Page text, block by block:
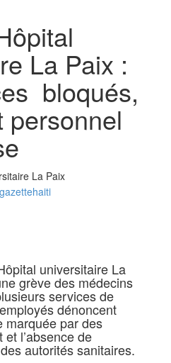
La Paix :
bloqués,
personnel
universitaire La
grève des médecins
services de
dénoncent
marquée par des
l’absence de
autorités sanitaires.